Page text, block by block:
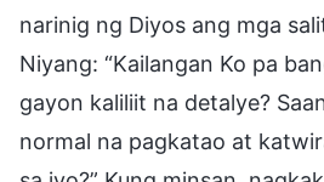
narinig ng Diyos ang mga
Niyang: “Kailangan Ko pa
gayon kaliliit na detalye?
normal na pagkatao at